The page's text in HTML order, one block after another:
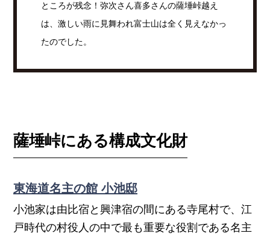
ところが残念！弥次さん喜多さんの薩埵峠越え
は、激しい雨に見舞われ富士山は全く見えなかっ
たのでした。
薩埵峠にある構成文化財
東海道名主の館 小池邸
小池家は由比宿と興津宿の間にある寺尾村で、江
戸時代の村役人の中で最も重要な役割である名主